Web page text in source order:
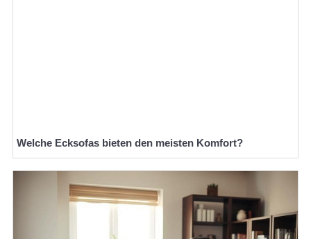
Welche Ecksofas bieten den meisten Komfort?